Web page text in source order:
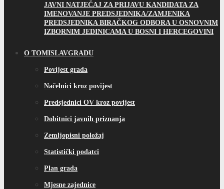
JAVNI NATJEČAJ ZA PRIJAVU KANDIDATA ZA
IMENOVANJE PREDSJEDNIKA/ZAMJENIKA
PREDSJEDNIKA BIRAČKOG ODBORA U OSNOVNIM
IZBORNIM JEDINICAMA U BOSNI I HERCEGOVINI
O TOMISLAVGRADU
Povijest grada
Načelnici kroz povijest
Predsjednici OV kroz povijest
Dobitnici javnih priznanja
Zemljopisni položaj
Statistički podatci
Plan grada
Mjesne zajednice